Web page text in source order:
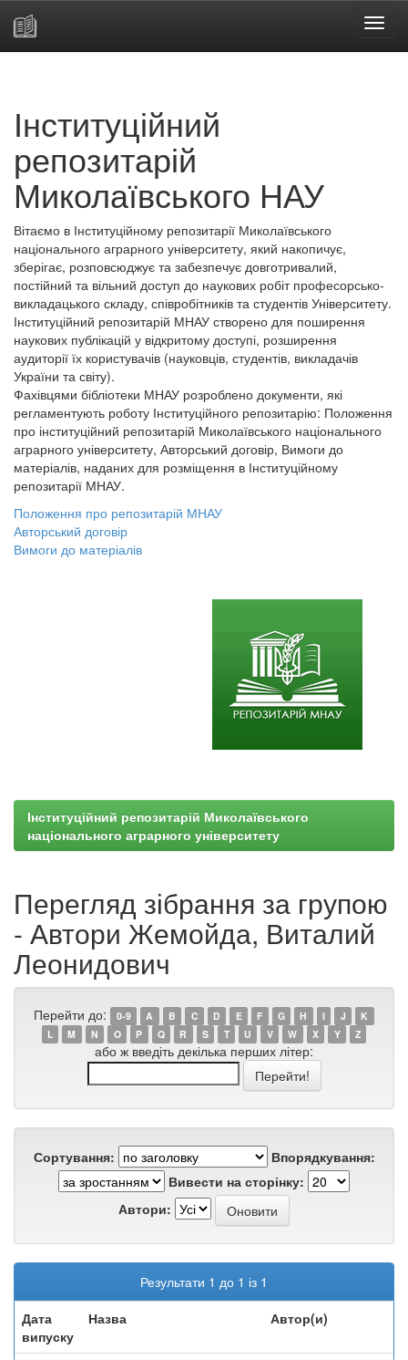
Інституційний
репозитарій
Миколаївського НАУ
Вітаємо в Інституційному репозитарії Миколаївського
національного аграрного університету, який накопичує,
зберігає, розповсюджує та забезпечує довготривалий,
постійний та вільний доступ до наукових робіт професорсько-
викладацького складу, співробітників та студентів Університету.
Інституційний репозитарій МНАУ створено для поширення
наукових публікацій у відкритому доступі, розширення
аудиторії їх користувачів (науковців, студентів, викладачів
України та світу).
Фахівцями бібліотеки МНАУ розроблено документи, які
регламентують роботу Інституційного репозитарію: Положення
про інституційний репозитарій Миколаївського національного
аграрного університету, Авторський договір, Вимоги до
матеріалів, наданих для розміщення в Інституційному
репозитарії МНАУ.
Положення про репозитарій МНАУ
Авторський договір
Вимоги до матеріалів
Інституційний репозитарій Миколаївського
національного аграрного університету
Перегляд зібрання за групою
- Автори Жемойда, Виталий
Леонидович
Перейти до: 0-9 A B C D E F G H I J
K
L
M N O P Q R S T U V W X Y Z
або ж введіть декілька перших літер:
Сортування:
Впорядкування:
Вивести на сторінку:
Автори:
Результати 1 до 1 із 1
Дата
випуску
Назва Автор(и)